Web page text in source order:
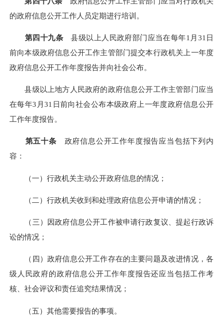
的政府信息公开工作人员定期进行培训。
第四十九条县级以上人民政府部门应当在每年1月31日
前向本级政府信息公开工作主管部门提交本行政机关上一年度
政府信息公开工作年度报告并向社会公布。
县级以上地方人民政府的政府信息公开工作主管部门应当
在每年3月31日前向社会公布本级政府上一年度政府信息公开
工作年度报告。
第五十条 政府信息公开工作年度报告应当包括下列内
容：
（一）行政机关主动公开政府信息的情况；
（二）行政机关收到和处理政府信息公开申请的情况；
（三）因政府信息公开工作被申请行政复议、提起行政诉
讼的情况；
（四）政府信息公开工作存在的主要问题及改进情况，各
级人民政府的政府信息公开工作年度报告还应当包括工作考
核、社会评议和责任追究结果情况；
（五）其他需要报告的事项。